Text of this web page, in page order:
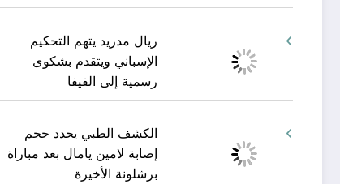
ريال مدريد يتهم التحكيم
الإسباني ويتقدم بشكوى
رسمية إلى الفيفا
الكشف الطبي يحدد حجم
إصابة لامين يامال بعد مباراة
برشلونة الأخيرة